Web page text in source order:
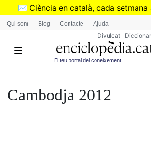
Vés
✉️ Ciència en català, cada setmana
➜Subscriu-te al butlletí de
Qui som Blog Contacte Ajuda
Divulcat
El teu portal del coneixement
Cambodja 2012